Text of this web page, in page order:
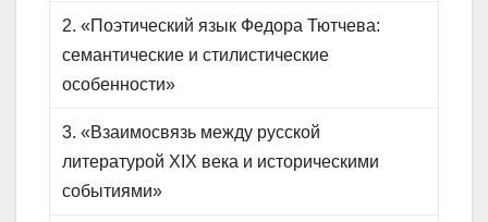
2. «Поэтический язык Федора Тютчева:
семантические и стилистические
особенности»
3. «Взаимосвязь между русской
литературой XIX века и историческими
событиями»